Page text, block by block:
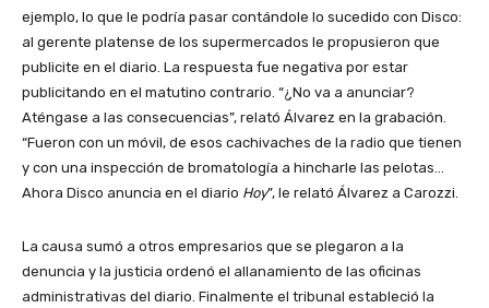
ejemplo, lo que le podría pasar contándole lo sucedido con Disco:
al gerente platense de los supermercados le propusieron que
publicite en el diario. La respuesta fue negativa por estar
publicitando en el matutino contrario. “¿No va a anunciar?
Aténgase a las consecuencias”, relató Álvarez en la grabación.
“Fueron con un móvil, de esos cachivaches de la radio que tienen
y con una inspección de bromatología a hincharle las pelotas…
Ahora Disco anuncia en el diario Hoy”, le relató Álvarez a Carozzi.
La causa sumó a otros empresarios que se plegaron a la
denuncia y la justicia ordenó el allanamiento de las oficinas
administrativas del diario. Finalmente el tribunal estableció la